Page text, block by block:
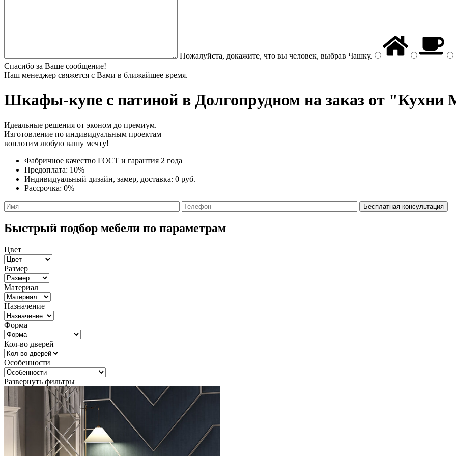
Пожалуйста, докажите, что вы человек, выбрав Чашку.
Спасибо за Ваше сообщение!
Наш менеджер свяжется с Вами в ближайшее время.
Шкафы-купе с патиной в Долгопрудном на заказ от "Кухни
Идеальные решения от эконом до премиум.
Изготовление по индивидуальным проектам —
воплотим любую вашу мечту!
Фабричное качество ГОСТ и гарантия 2 года
Предоплата: 10%
Индивидуальный дизайн, замер, доставка: 0 руб.
Рассрочка: 0%
Быстрый подбор мебели по параметрам
Цвет
Размер
Материал
Назначение
Форма
Кол-во дверей
Особенности
Развернуть фильтры